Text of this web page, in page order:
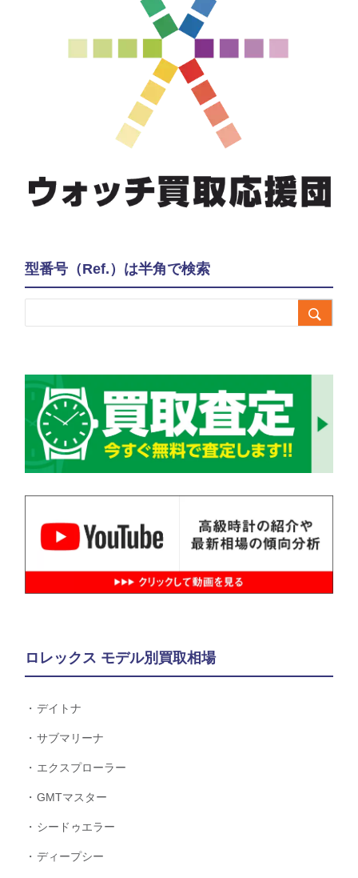
型番号（Ref.）は半角で検索

ロレックス モデル別買取相場
デイトナ
サブマリーナ
エクスプローラー
GMTマスター
シードゥエラー
ディープシー